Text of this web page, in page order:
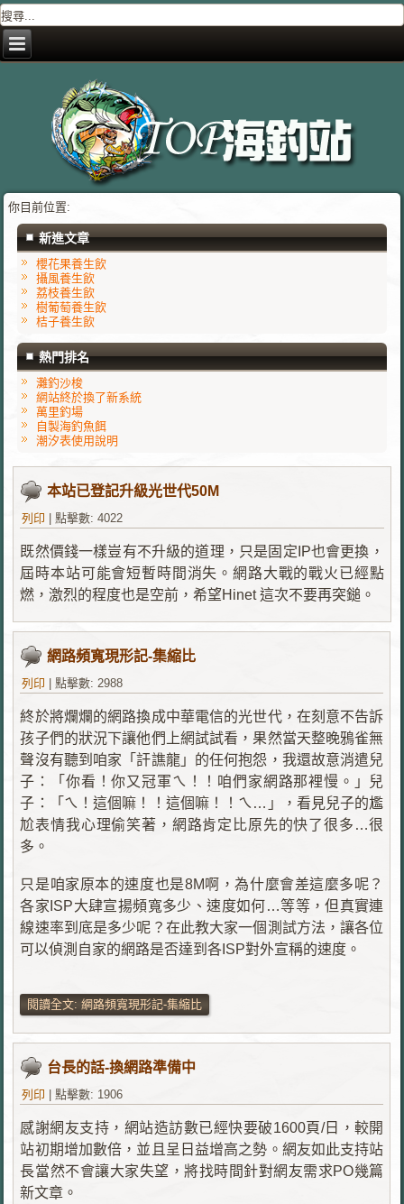
你目前位置:
新進文章
櫻花果養生飲
攝風養生飲
荔枝養生飲
樹葡萄養生飲
桔子養生飲
熱門排名
灘釣沙梭
網站終於換了新系統
萬里釣場
自製海釣魚餌
潮汐表使用說明
本站已登記升級光世代50M
列印 |點擊數: 4022
既然價錢一樣豈有不升級的道理，只是固定IP也會更換，
屆時本站可能會短暫時間消失。網路大戰的戰火已經點
燃，激烈的程度也是空前，希望Hinet 這次不要再突鎚。
網路頻寬現形記-集縮比
列印 |點擊數: 2988
終於將爛爛的網路換成中華電信的光世代，在刻意不告訴
孩子們的狀況下讓他們上網試試看，果然當天整晚鴉雀無
聲沒有聽到咱家「訐譙龍」的任何抱怨，我還故意消遣兒
子：「你看！你又冠軍ㄟ！！咱們家網路那裡慢。」兒
子：「ㄟ！這個嘛！！這個嘛！！ㄟ…」，看見兒子的尷
尬表情我心理偷笑著，網路肯定比原先的快了很多…很
多。
只是咱家原本的速度也是8M啊，為什麼會差這麼多呢？
各家ISP大肆宣揚頻寬多少、速度如何…等等，但真實連
線速率到底是多少呢？在此教大家一個測試方法，讓各位
可以偵測自家的網路是否達到各ISP對外宣稱的速度。
閱讀全文: 網路頻寬現形記-集縮比
台長的話-換網路準備中
列印 |點擊數: 1906
感謝網友支持，網站造訪數已經快要破1600頁/日，較開
站初期增加數倍，並且呈日益增高之勢。網友如此支持站
長當然不會讓大家失望，將找時間針對網友需求PO幾篇
新文章。